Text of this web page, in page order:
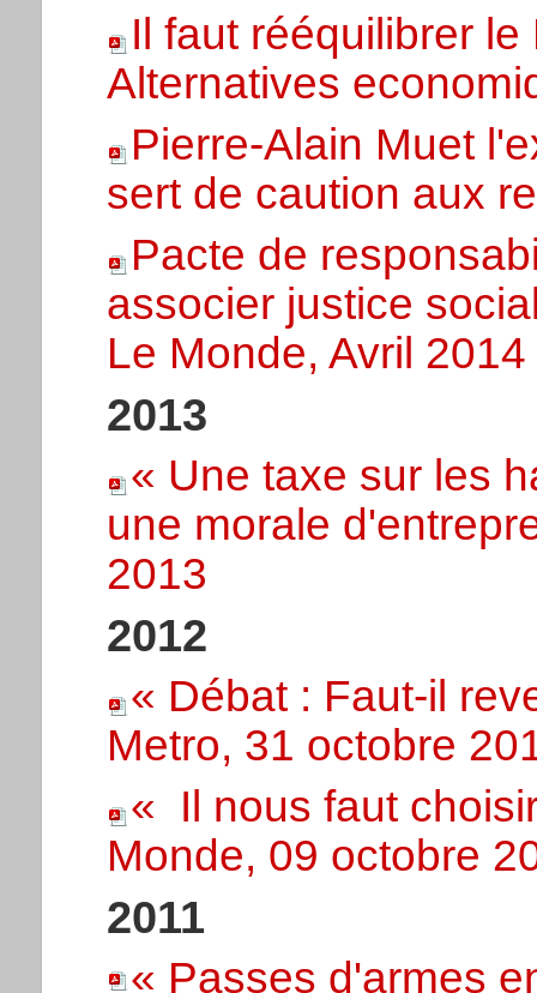
Il faut rééquilibrer
Alternatives
Pierre-Alain Muet
sert de caution aux
Pacte de
associer justice
Le Monde, Avril 2014
2013
« Une taxe sur les
une morale
2013
2012
« Débat : Faut-il
Metro, 31 octobre
« Il nous faut
Monde, 09 octobre
2011
« Passes d'armes